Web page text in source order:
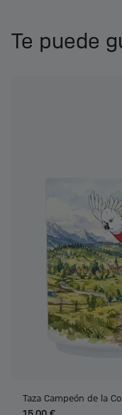
Te puede
Taza Campeón de la